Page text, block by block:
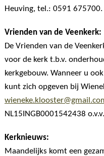
Heuving, tel.: 0591 675700.
Vrienden van de Veenkerk:
De Vrienden van de
voor de kerk t.b.v.
kerkgebouw. Wanneer u
kunt zich opgeven bij
NL15INGB0001542438
Kerknieuws:
Maandelijks komt een